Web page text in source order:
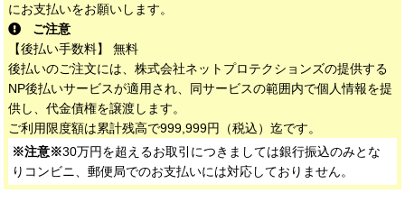
にお支払いをお願いします。
ご注意
【後払い手数料】 無料
後払いのご注文には、株式会社ネットプロテクションズの提供する
NP後払いサービスが適用され、同サービスの範囲内で個人情報を提
供し、代金債権を譲渡します。
ご利用限度額は累計残高で999,999円（税込）迄です。
※注意※30万円を超えるお取引につきましては銀行振込のみとな
りコンビニ、郵便局でのお支払いには対応しておりません。